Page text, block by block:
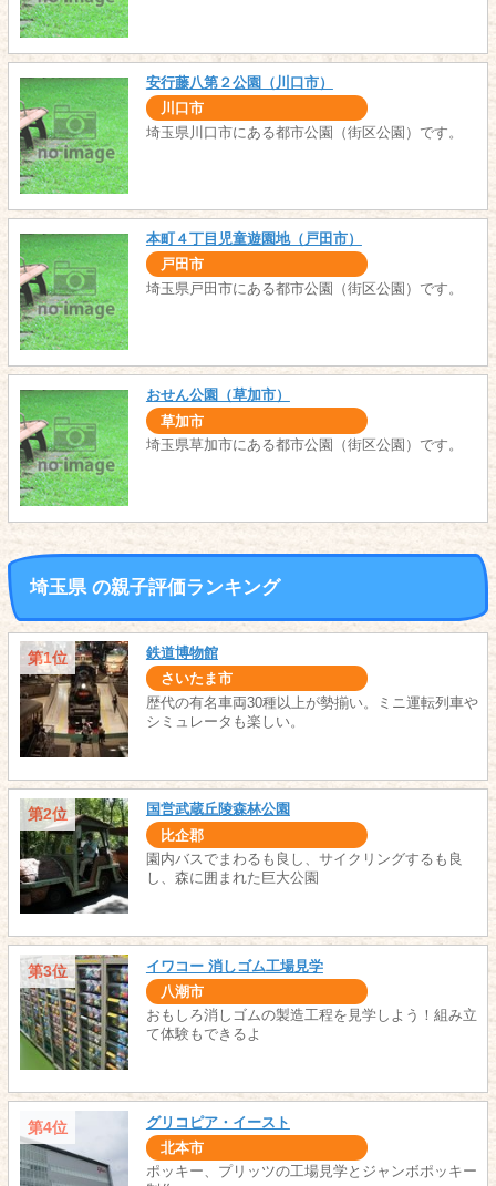
安行藤八第２公園（川口市）
川口市
埼玉県川口市にある都市公園（街区公園）です。
本町４丁目児童遊園地（戸田市）
戸田市
埼玉県戸田市にある都市公園（街区公園）です。
おせん公園（草加市）
草加市
埼玉県草加市にある都市公園（街区公園）です。
埼玉県 の親子評価ランキング
第1位 鉄道博物館
さいたま市
歴代の有名車両30種以上が勢揃い。ミニ運転列車や
シミュレータも楽しい。
第2位 国営武蔵丘陵森林公園
比企郡
園内バスでまわるも良し、サイクリングするも良
し、森に囲まれた巨大公園
第3位 イワコー 消しゴム工場見学
八潮市
おもしろ消しゴムの製造工程を見学しよう！組み立
て体験もできるよ
第4位 グリコピア・イースト
北本市
ポッキー、プリッツの工場見学とジャンボポッキー